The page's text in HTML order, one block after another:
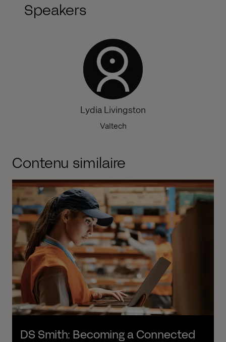
Speakers
Lydia Livingston
Valtech
Contenu similaire
DS Smith: Becoming a Connected